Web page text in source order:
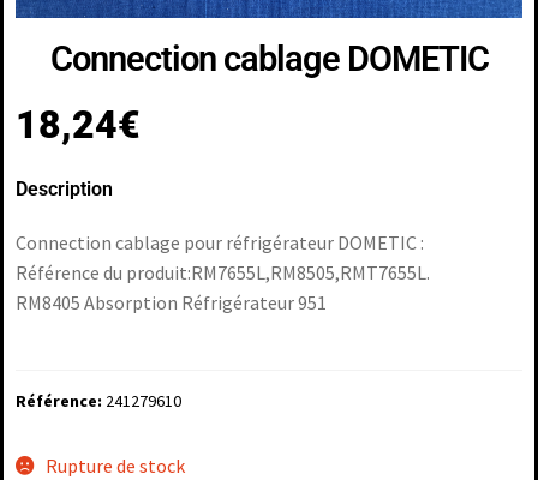
Connection cablage DOMETIC
18,24€
Description
Connection cablage pour réfrigérateur DOMETIC :
Référence du produit:RM7655L,RM8505,RMT7655L.
RM8405 Absorption Réfrigérateur 951
Référence: 241279610
Rupture de stock